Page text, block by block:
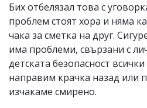
Бих отбелязал това с
проблем стоят хора и няма
чака за сметка на друг.
има проблеми, свързани с
детската безопасност
направим крачка назад или
изчакаме смирено.